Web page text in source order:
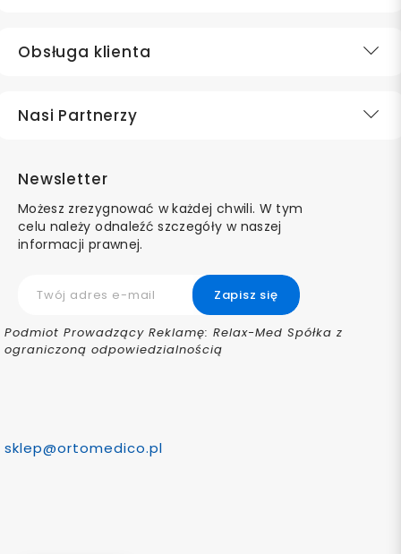
Obsługa klienta
Nasi Partnerzy
Newsletter
Możesz zrezygnować w każdej chwili. W tym
celu należy odnaleźć szczegóły w naszej
informacji prawnej.
Podmiot Prowadzący Reklamę: Relax-Med Spółka z
ograniczoną odpowiedzialnością
sklep@ortomedico.pl